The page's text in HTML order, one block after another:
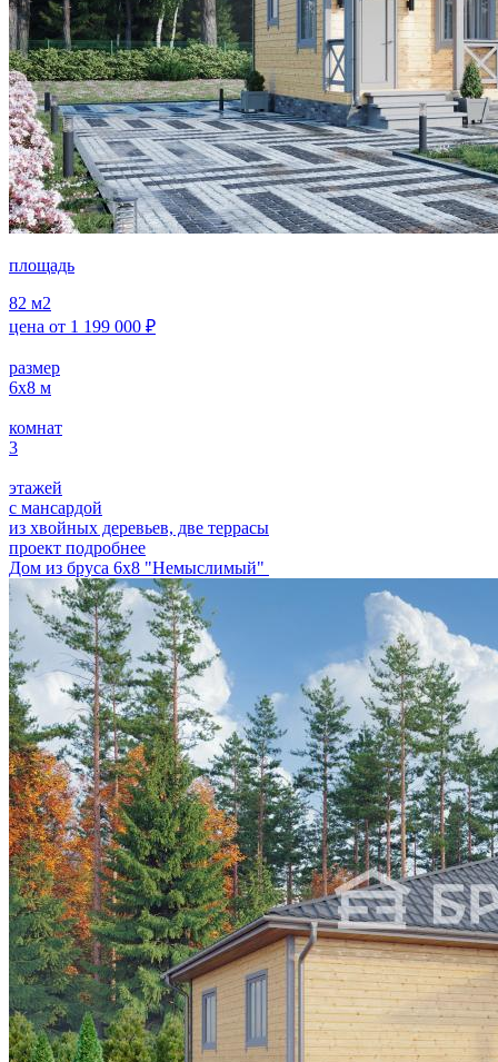
площадь
82 м2
цена от 1 199 000 ₽
размер
6х8 м
комнат
3
этажей
с мансардой
из хвойных деревьев, две террасы
проект подробнее
Дом из бруса 6х8 "Немыслимый"